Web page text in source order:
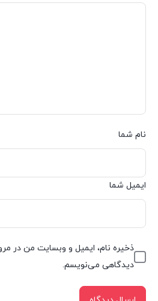
نام شما
ایمیل شما
ذخیره نام، ایمیل و وبسایت من در
دیدگاهی می‌نویسم.